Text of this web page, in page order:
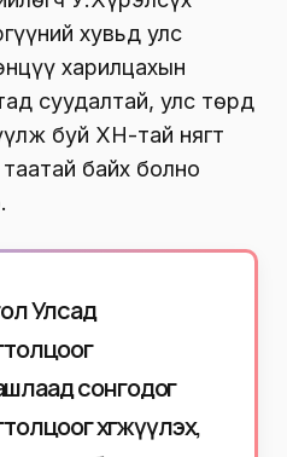
хувьд улс
харилцахын
суудалтай, улс төрд
буй ХҮН-тай нягт
байх болно
Улсад
сонгодог
хөгжүүлэх,